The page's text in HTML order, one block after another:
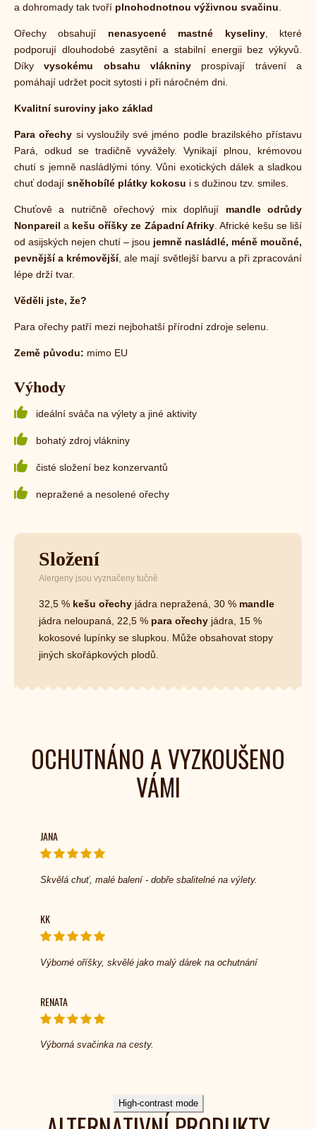
a dohromady tak tvoří plnohodnotnou výživnou svačinu
Ořechy obsahují nenasycené mastné kyseliny, které
podporují dlouhodobé zasytění a stabilní energii bez výkyvů.
Díkyvysokému obsahu vlákniny prospívají trávení a
pomáhají udržet pocit sytosti i při náročném dni.
Kvalitní suroviny jako základ
Para ořechy si vysloužily své jméno podle brazilského přístavu
Pará, odkud se tradičně vyvážely. Vynikají plnou, krémovou
chutí s jemně nasládlými tóny. Vůni exotických dálek a sladkou
chuť dodají sněhobílé plátky kokosu i s dužinou tzv. smiles.
Chuťově a nutričně ořechový mix doplňují mandle odrůdy
Nonpareil a kešu oříšky ze Západní Afriky. Africké kešu se liší
od asijských nejen chutí – jsou jemně nasládlé, méně moučné,
pevnější a krémovější, ale mají světlejší barvu a při zpracování
lépe drží tvar.
Věděli jste, že?
Para ořechy patří mezi nejbohatší přírodní zdroje selenu.
Země původu: mimo EU
Výhody
ideální sváča na výlety a jiné aktivity
bohatý zdroj vlákniny
čisté složení bez konzervantů
nepražené a nesolené ořechy
Složení
Alergeny jsou vyznačeny tučně
32,5 % kešu ořechy jádra nepražená, 30 % mandle
jádra neloupaná, 22,5 % para ořechy jádra, 15 %
kokosové lupínky se slupkou. Může obsahovat stopy
jiných skořápkových plodů.
OCHUTNÁNO A VYZKOUŠENO
VÁMI
JANA
Skvělá chuť, malé balení - dobře sbalitelné na výlety.
KK
Výborné oříšky, skvělé jako malý dárek na ochutnání
RENATA
Výborná svačinka na cesty.
High-contrast mode